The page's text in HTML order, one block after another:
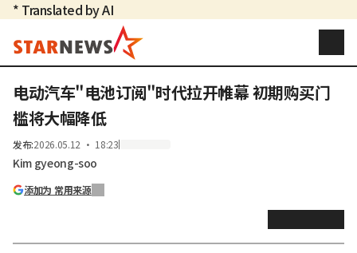
* Translated by AI
电动汽车"电池订阅"时代拉开帷幕 初期购买门
槛将大幅降低
发布:2026.05.12 ・ 18:23
Kim gyeong-soo
添加为 常用来源